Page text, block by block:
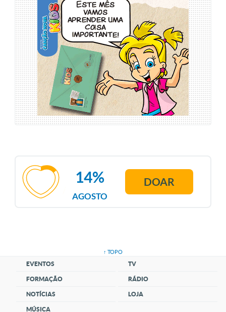
AGOSTO
14% DOAR
↑ TOPO
EVENTOS
FORMAÇÃO
NOTÍCIAS
MÚSICA
TV
RÁDIO
LOJA